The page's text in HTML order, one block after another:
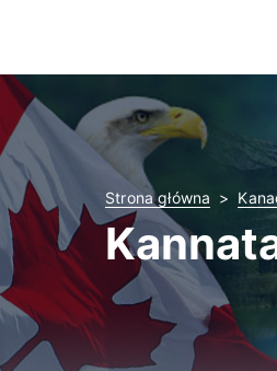
Strona główna